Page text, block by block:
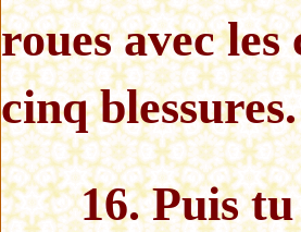
roues avec les
cinq blessures.
16. Puis